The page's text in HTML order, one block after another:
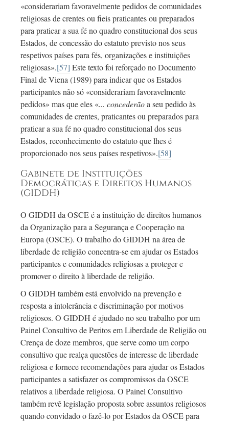
«considerariam favoravelmente pedidos de comunidades
religiosas de crentes ou fieis praticantes ou preparados
para praticar a sua fé no quadro constitucional dos seus
Estados, de concessão do estatuto previsto nos seus
respetivos países para fés, organizações e instituições
religiosas».[57] Este texto foi reforçado no Documento
Final de Viena (1989) para indicar que os Estados
participantes não só «considerariam favoravelmente
pedidos» mas que eles «... concederãoa seu pedido às
comunidades de crentes, praticantes ou preparados para
praticar a sua fé no quadro constitucional dos seus
Estados, reconhecimento do estatuto que lhes é
proporcionado nos seus países respetivos».[58]
Gabinete de Instituições
Democráticas e Direitos Humanos
(GIDDH)
O GIDDH da OSCE é a instituição de direitos humanos
da Organização para a Segurança e Cooperação na
Europa (OSCE). O trabalho do GIDDH na área de
liberdade de religiãoconcentra-seem ajudar os Estados
participantes e comunidades religiosas a proteger e
promover o direito à liberdade de religião.
O GIDDH também está envolvido na prevenção e
resposta a intolerância e discriminação por motivos
religiosos. O GIDDH é ajudado no seu trabalho por um
Painel Consultivo de Peritos em Liberdade de Religião ou
Crença de doze membros, que serve como um corpo
consultivo que realça questões de interesse de liberdade
religiosa e fornece recomendações para ajudar os Estados
participantes a satisfazer os compromissos da OSCE
relativos a liberdade religiosa. O Painel Consultivo
também revê legislação proposta sobre assuntos religiosos
quando convidado ofazê-lopor Estados da OSCE para